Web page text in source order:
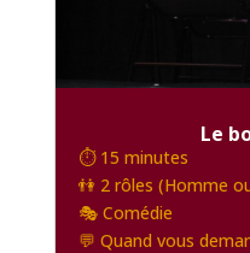
Le
⏱️ 15 minutes
👫 2 rôles (Homme
🎭 Comédie
💬 Quand vous